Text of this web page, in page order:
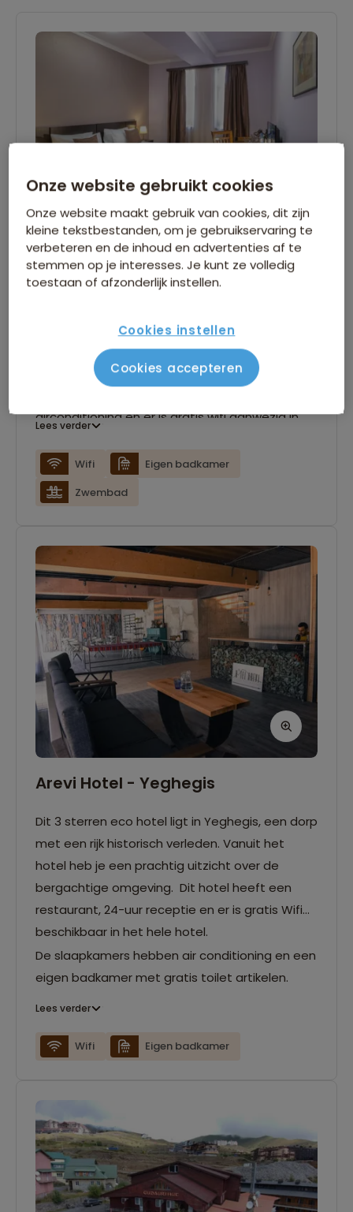
Ani Central Inn - Yerevan
locatie met tal van eetgelegenheden
op loopafstand. Het hotel is voorzien van een
bar, een binnenzwembad en een sauna. Alle
airconditioning en er is gratis wifi aanwezig in
Lees verder
Wifi
Eigen badkamer
Zwembad
Arevi Hotel - Yeghegis
Dit 3 sterren eco hotel ligt in Yeghegis, een dorp
met een rijk historisch verleden. Vanuit het
hotel heb je een prachtig uitzicht over de
bergachtige omgeving. Dit hotel heeft een
restaurant, 24-uur receptie en er is gratis Wifi
beschikbaar in het hele hotel.
De slaapkamers hebben air conditioning en een
eigen badkamer met gratis toilet artikelen.
Lees verder
Wifi Eigen badkamer
Onze website gebruikt cookies
Onze website maakt gebruik van cookies, dit zijn
kleine tekstbestanden, om je gebruikservaring te
verbeteren en de inhoud en advertenties af te
stemmen op je interesses. Je kunt ze volledig
toestaan of afzonderlijk instellen.
Cookies instellen
Cookies accepteren